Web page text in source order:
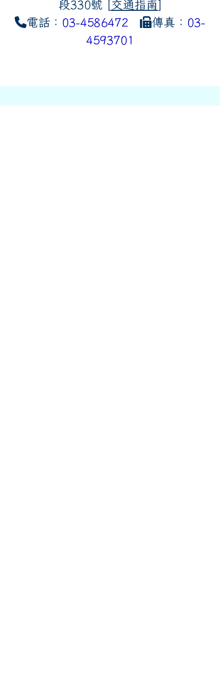
段330號 [交通指南]
電話： 03-4586472 傳真： 03-
4593701